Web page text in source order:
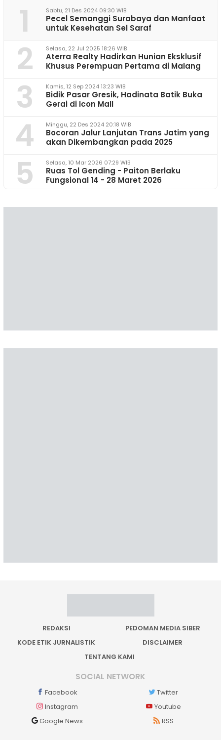
1 Sabtu, 21 Des 2024 09:30 WIB
Pecel Semanggi Surabaya dan Manfaat
untuk Kesehatan Sel Saraf
2 Selasa, 22 Jul 2025 18:26 WIB
Aterra Realty Hadirkan Hunian Eksklusif
Khusus Perempuan Pertama di Malang
3 Kamis, 12 Sep 2024 13:23 WIB
Bidik Pasar Gresik, Hadinata Batik Buka
Gerai di Icon Mall
4 Minggu, 22 Des 2024 20:18 WIB
Bocoran Jalur Lanjutan Trans Jatim yang
akan Dikembangkan pada 2025
5 Selasa, 10 Mar 2026 07:29 WIB
Ruas Tol Gending - Paiton Berlaku
Fungsional 14 - 28 Maret 2026
REDAKSI
PEDOMAN MEDIA SIBER
KODE ETIK JURNALISTIK
DISCLAIMER
TENTANG KAMI
SOCIAL NETWORK
Facebook
Twitter
Instagram
Youtube
Google News
RSS